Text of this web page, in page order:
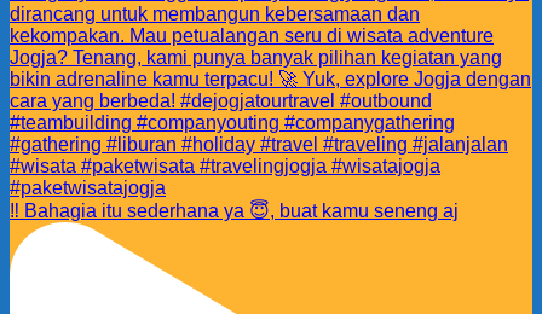
‼️ Bahagia itu sederhana ya 😇, buat kamu seneng aj